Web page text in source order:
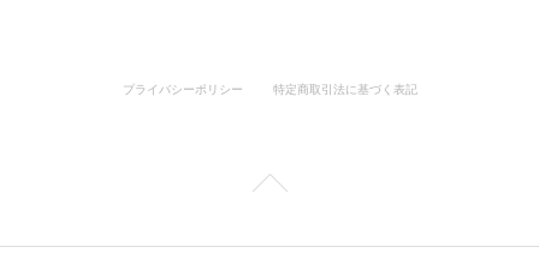
プライバシーポリシー 特定商取引法に基づく表記